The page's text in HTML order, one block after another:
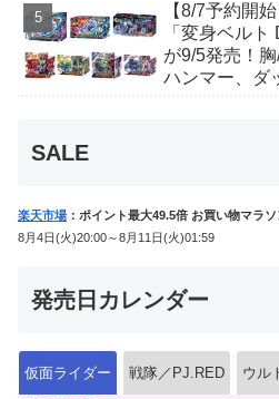
音声が！
【8/7予約開
「変身ベルト
が9/5発売！
ハンマー、ダ
SALE
楽天市場 ：ポイント最大49.5倍 お買い物マラソ
8月4日(火)20:00～8月11日(火)01:59
発売日カレンダー
仮面ライダー 戦隊／PJ.RED ウル